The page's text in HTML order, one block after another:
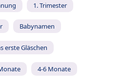
1. Trimester
Babynamen
erste Gläschen
4-6 Monate